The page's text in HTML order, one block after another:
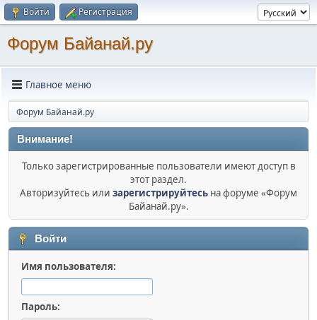
Войти Регистрация
Форум Байанай.ру
Главное меню
Форум Байанай.ру
Внимание!
Только зарегистрированные пользователи имеют доступ в
этот раздел.
Авторизуйтесь или зарегистрируйтесь на форуме «Форум
Байанай.ру».
Войти
Имя пользователя:
Пароль: